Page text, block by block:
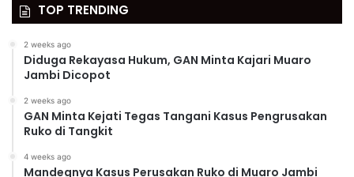
TOP TRENDING
2 weeks ago
Diduga Rekayasa Hukum, GAN Minta Kajari Muaro
Jambi Dicopot
2 weeks ago
GAN Minta Kejati Tegas Tangani Kasus Pengrusakan
Ruko di Tangkit
4 weeks ago
Mandegnya Kasus Perusakan Ruko di Muaro Jambi